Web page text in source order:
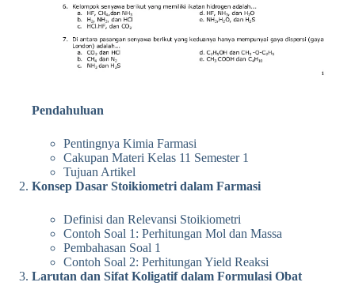
Pendahuluan
Pentingnya Kimia Farmasi
Cakupan Materi Kelas 11 Semester 1
Tujuan Artikel
Konsep Dasar Stoikiometri dalam Farmasi
Definisi dan Relevansi Stoikiometri
Contoh Soal 1: Perhitungan Mol dan Massa
Pembahasan Soal 1
Contoh Soal 2: Perhitungan Yield Reaksi
Larutan dan Sifat Koligatif dalam Formulasi Obat